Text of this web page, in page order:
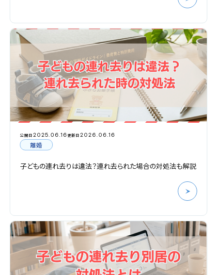
公開日 2025.06.16 更新日 2026.06.16
離婚
子どもの連れ去りは違法？連れ去られた場合の対処法も解説